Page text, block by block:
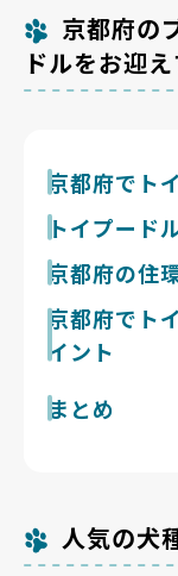
京都府の
ドルをお迎
京都府でト
抜け毛が少なく
住宅が多く鴨川
すい京都府の市
トイプード
成犬体重3〜
欲が高く、1日2
での頭を使う遊
す。巻き毛の
すが、被毛が伸
ば構ってもらえ
京都府の住
京都市は北山・
は風が遮られ8
も高い部類に入
やすい一方、骨
やすい点が京
す。
京都府でト
イント
トイプードルは
網膜萎縮など眼
体的に説明で
ーを京都府内で
現在京都府で掲
です。Breeder
まとめ
人気の犬